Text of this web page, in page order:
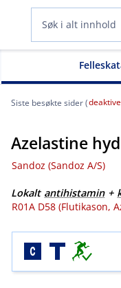
Siste besøkte sider (
Azelastine
Sandoz (Sandoz A​/​S)
Lokalt antihistamin +
R01A D58 (Flutikason,